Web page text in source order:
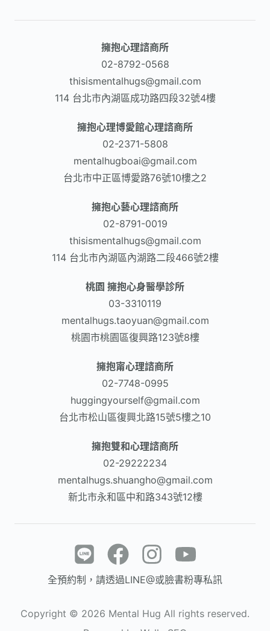
擁抱心理諮商所
02-8792-0568​
thisismentalhugs@gmail.com
114 台北市內湖區成功路四段32號4樓
擁抱心理博愛館心理諮商所
02-2371-5808
mentalhugboai@gmail.com
台北市中正區博愛路76號10樓之2
擁抱心藝心理諮商所
02-8791-0019
thisismentalhugs@gmail.com
114 台北市內湖區內湖路二段466號2樓
桃園 擁抱心身醫學診所
03-3310119
mentalhugs.taoyuan@gmail.com
桃園市桃園區復興路123號8樓
擁抱甯心理諮商所
02-7748-0995
huggingyourself@gmail.com
台北市松山區復興北路15號5樓之10
擁抱雙和心理諮商所
02-29222234
mentalhugs.shuangho@gmail.com
新北市永和區中和路343號12樓
全預約制，請透過LINE@或臉書粉專私訊
Copyright © 2026 Mental Hug All rights reserved.